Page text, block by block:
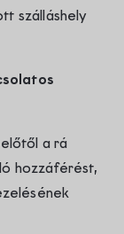
szálláshely
a rá
hozzáférést,